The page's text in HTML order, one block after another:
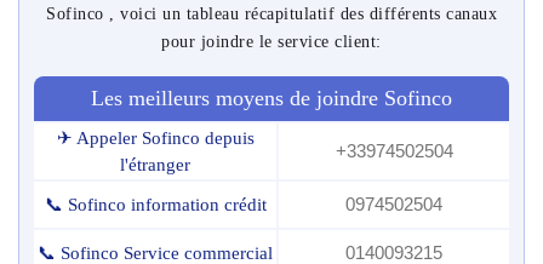
Sofinco , voici un tableau récapitulatif des différents canaux
pour joindre le service client:
Les meilleurs moyens de joindre Sofinco
✈ Appeler Sofinco depuis
l'étranger
+33974502504
📞 Sofinco information crédit 0974502504
📞 Sofinco Service commercial 0140093215